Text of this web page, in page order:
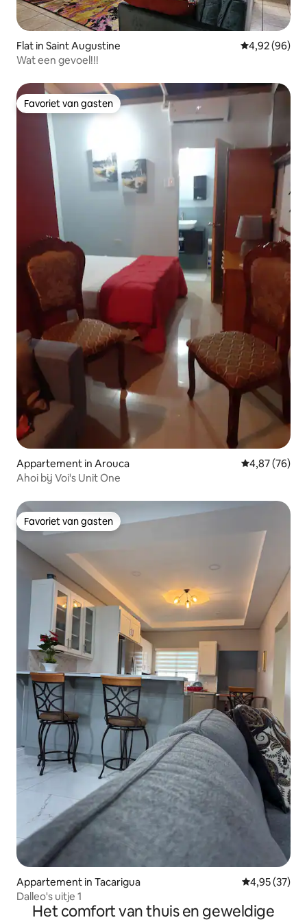
Flat in Saint Augustine Gemiddelde
4,92 (96)
Wat een gevoel!!!
Favoriet van gasten
Favoriet van gasten
Appartement in Arouca Gemiddelde
4,87 (76)
Ahoi bij Voi's Unit One
Favoriet van gasten
Favoriet van gasten
Appartement in Tacarigua Gemiddelde
4,95 (37)
Dalleo's uitje 1
Het comfort van thuis en geweldige